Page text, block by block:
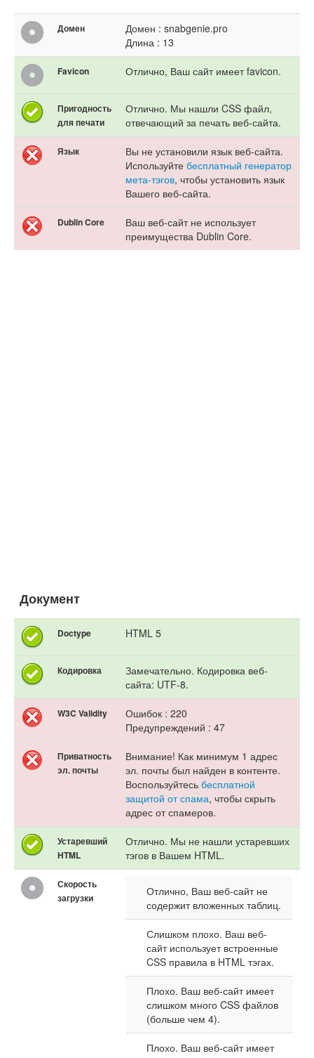
Домен
Домен : snabgenie.pro
Длина : 13
Favicon Отлично, Ваш сайт имеет favicon.
Пригодность
для печати
Отлично. Мы нашли CSS файл,
отвечающий за печать веб-сайта.
Язык
Вы не установили язык веб-сайта.
Используйте бесплатный генератор
мета-тэгов, чтобы установить язык
Вашего веб-сайта.
Dublin Core
Ваш веб-сайт не использует
преимущества Dublin Core.
Документ
Doctype HTML 5
Кодировка
Замечательно. Кодировка веб-
сайта: UTF-8.
W3C Validity
Ошибок : 220
Предупреждений : 47
Приватность
эл. почты
Внимание! Как минимум 1 адрес
эл. почты был найден в контенте.
Воспользуйтесь бесплатной
защитой от спама, чтобы скрыть
адрес от спамеров.
Устаревший
HTML
Отлично. Мы не нашли устаревших
тэгов в Вашем HTML.
Скорость
загрузки
Отлично, Ваш веб-сайт не
содержит вложенных таблиц.
Слишком плохо. Ваш веб-
сайт использует встроенные
CSS правила в HTML тэгах.
Плохо. Ваш веб-сайт имеет
слишком много CSS файлов
(больше чем 4).
Плохо. Ваш веб-сайт имеет